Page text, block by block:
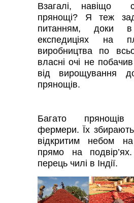
Взагалі, навіщо
прянощі? Я теж
питанням, доки в
експедиціях на
виробництва по
власні очі не
від вирощування
прянощів.
Багато прянощів
фермери. Їх
відкритим небом
прямо на
перець чилі в Індії.